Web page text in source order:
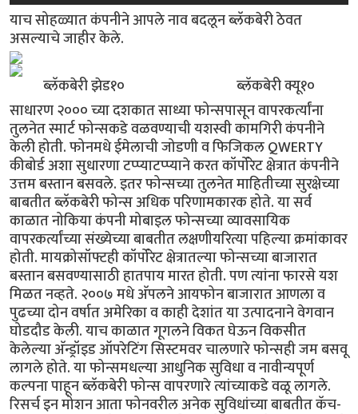
याच सोहळ्यात कंपनीने आपले नाव बदलून ब्लॅकबेरी ठेवत
असल्याचे जाहीर केले.
ब्लॅकबेरी झेड१० ब्लॅकबेरी क्यू१०
साधारण २००० च्या दशकात साध्या फोन्सपासून वापरकर्त्यांना
तुलनेत स्मार्ट फोन्सकडे वळवण्याची यशस्वी कामगिरी कंपनीने
केली होती. फोनमधे ईमेलाची जोडणी व फिजिकल QWERTY
कीबोर्ड अशा सुधारणा टप्प्याटप्प्याने करत कॉर्पोरेट क्षेत्रात कंपनीने
उत्तम बस्तान बसवले. इतर फोन्सच्या तुलनेत माहितीच्या सुरक्षेच्या
बाबतीत ब्लॅकबेरी फोन्स अधिक परिणामकारक होते. या सर्व
काळात नोकिया कंपनी मोबाइल फोन्सच्या व्यावसायिक
वापरकर्त्यांच्या संख्येच्या बाबतीत लक्षणीयरित्या पहिल्या क्रमांकावर
होती. मायक्रोसॉफ्टही कॉर्पोरेट क्षेत्रातल्या फोन्सच्या बाजारात
बस्तान बसवण्यासाठी हातपाय मारत होती. पण त्यांना फारसे यश
मिळत नव्हते. २००७ मधे अ‍ॅपलने आयफोन बाजारात आणला व
पुढच्या दोन वर्षात अमेरिका व काही देशांत या उत्पादनाने वेगवान
घोडदौड केली. याच काळात गूगलने विकत घेऊन विकसीत
केलेल्या अ‍ॅन्ड्रॉइड ऑपरेटिंग सिस्टमवर चालणारे फोन्सही जम बसवू
लागले होते. या फोन्समधल्या आधुनिक सुविधा व नावीन्यपूर्ण
कल्पना पाहून ब्लॅकबेरी फोन्स वापरणारे त्यांच्याकडे वळू लागले.
रिसर्च इन मोशन आता फोनवरील अनेक सुविधांच्या बाबतीत कॅच-